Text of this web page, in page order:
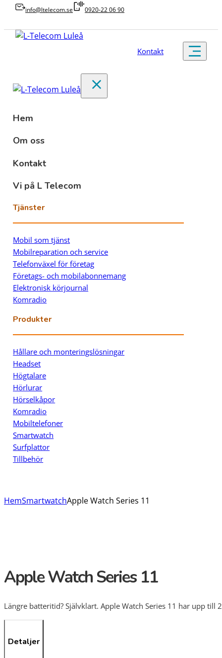
info@ltelecom.se 0920-22 06 90
Kontakt
Hem
Om oss
Kontakt
Vi på L Telecom
Tjänster
Mobil som tjänst
Mobilreparation och service
Telefonväxel för företag
Företags- och mobilabonnemang
Elektronisk körjournal
Komradio
Produkter
Hållare och monteringslösningar
Headset
Högtalare
Hörlurar
Hörselkåpor
Komradio
Mobiltelefoner
Smartwatch
Surfplattor
Tillbehör
HemSmartwatchApple Watch Series 11
Apple Watch Series 11
Längre batteritid? Självklart. Apple Watch Series 11 har upp
Detaljer